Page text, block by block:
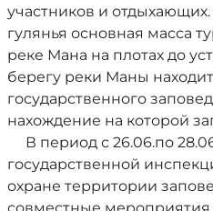
участников и
гулянья основная масса
реке Мана на плотах до
берегу реки Маны
государственного
нахождение на которой
В период с 26.06.по
государственной
охране территории